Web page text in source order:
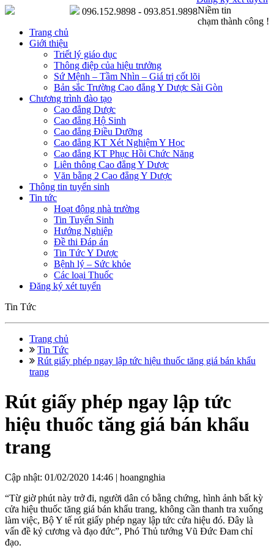
Niềm tin
chạm thành công !
096.152.9898 - 093.851.9898
Trang chủ
Giới thiệu
Triết lý giáo dục
Thông điệp của hiệu trưởng
Sứ Mệnh – Tầm Nhìn – Giá trị cốt lõi
Bản sắc Trường Cao đẳng Y Dược Sài Gòn
Chương trình đào tạo
Cao đẳng Dược
Cao đẳng Hộ Sinh
Cao đẳng Điều Dưỡng
Cao đẳng KT Xét Nghiệm Y Học
Cao đẳng KT Phục Hồi Chức Năng
Liên thông Cao đẳng Y Dược
Văn bằng 2 Cao đẳng Y Dược
Thông tin tuyển sinh
Tin tức
Hoạt động nhà trường
Tin Tuyển Sinh
Hướng Nghiệp
Đề thi Đáp án
Tin Tức Y Dược
Bệnh lý – Sức khỏe
Các loại Thuốc
Đăng ký xét tuyển
Tin Tức
Trang chủ
Tin Tức
Rút giấy phép ngay lập tức hiệu thuốc tăng giá bán khẩu
trang
Rút giấy phép ngay lập tức
hiệu thuốc tăng giá bán khẩu
trang
Cập nhật: 01/02/2020 14:46 | hoangnghia
“Từ giờ phút này trở đi, người dân có bằng chứng, hình ảnh bất kỳ
cửa hiệu thuốc tăng giá bán khẩu trang, không cần thanh tra xuống
làm việc, Bộ Y tế rút giấy phép ngay lập tức cửa hiệu đó. Đây là
vấn đề kỷ cương và đạo đức”, Phó Thủ tướng Vũ Đức Đam chỉ
đạo.